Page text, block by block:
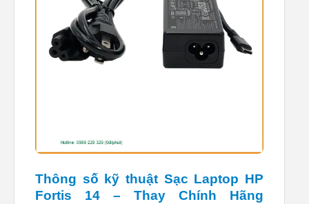
Thông số kỹ thuật Sạc Laptop HP
Fortis 14 – Thay Chính Hãng